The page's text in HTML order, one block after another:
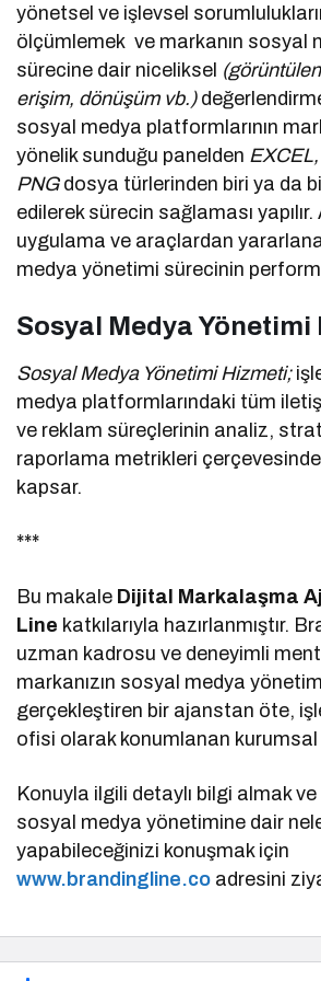
yönetsel ve işlevsel
ölçümlemek ve markanın sosyal
sürecine dair niceliksel
erişim, dönüşüm vb.)
sosyal medya platformlarının
yönelik sunduğu panelden
PNGdosya türlerinden biri ya da
edilerek sürecin sağlaması
uygulama ve araçlardan
medya yönetimi sürecinin
Sosyal Medya Yönetimi
Sosyal Medya Yönetimi Hizmeti;
medya platformlarındaki tüm
ve reklam süreçlerinin analiz,
raporlama metrikleri
kapsar.
***
Bu makale Dijital Markalaşma
Line katkılarıyla hazırlanmıştır.
uzman kadrosu ve deneyimli
markanızın sosyal medya
gerçekleştiren bir ajanstan öte,
ofisi olarak konumlanan kurumsal
Konuyla ilgili detaylı bilgi almak ve
sosyal medya yönetimine dair
yapabileceğinizi konuşmak için
www.brandingline.co adresini